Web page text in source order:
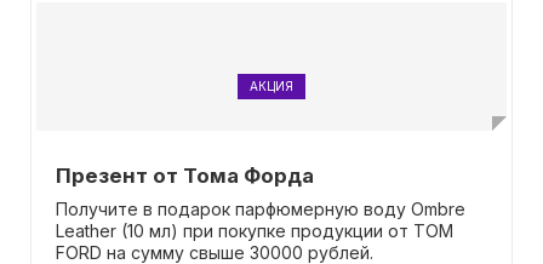
АКЦИЯ
Презент от Тома Форда
Получите в подарок парфюмерную воду Ombre
Leather (10 мл) при покупке продукции от TOM
FORD на сумму свыше 30000 рублей.